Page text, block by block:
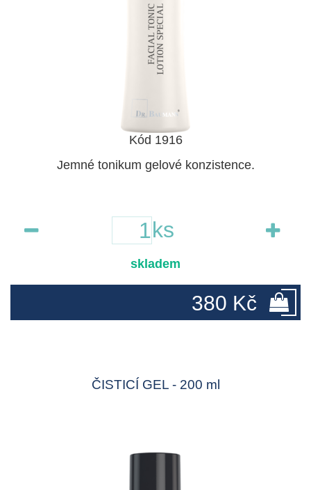
Kód 1916
Jemné tonikum gelové konzistence.
ks
skladem
380 Kč
ČISTICÍ GEL - 200 ml